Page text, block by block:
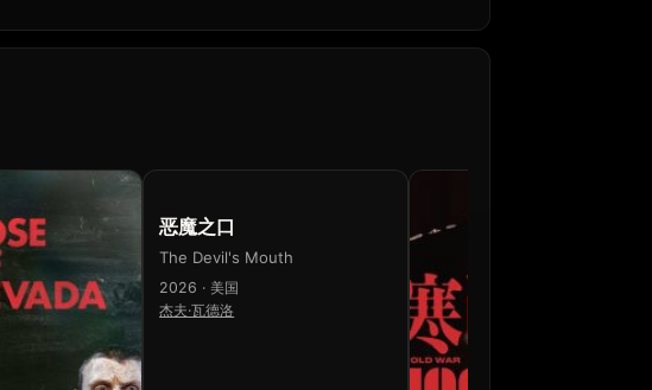
恶魔之口
The Devil's Mouth
2026 · 美国
杰夫·瓦德洛